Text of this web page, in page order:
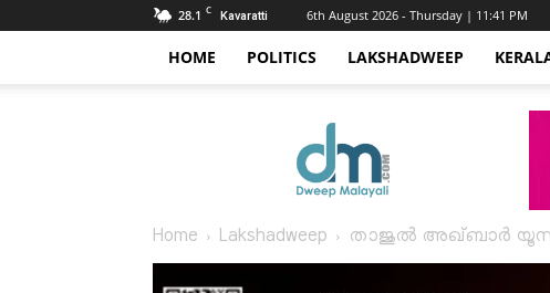
28.1 C Kavaratti 6th August 2026 - Thursday | 11:41 PM
HOME POLITICS LAKSHADWEEP
Home Lakshadweep താജുൽ അഖ്ബാർ യൂസുഫ്